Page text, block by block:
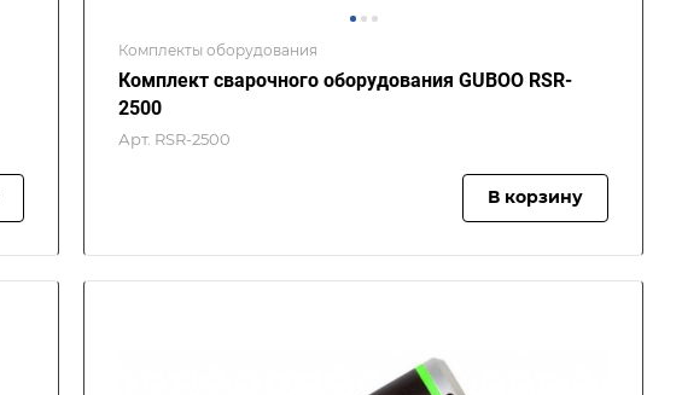
Комплекты оборудования
Комплект сварочного оборудования GUBOO RSR-
2500
Арт. RSR-2500
В корзину